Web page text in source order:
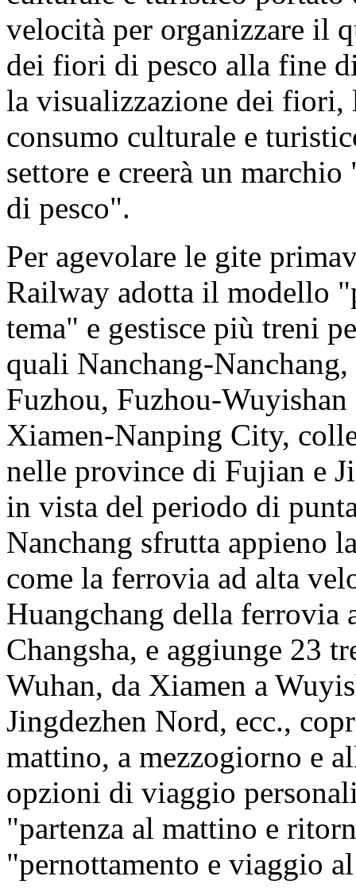
velocità per organizzare il
dei fiori di pesco alla fine
la visualizzazione dei fiori,
consumo culturale e
settore e creerà un
di pesco".
Per agevolare le gite
Railway adotta il modello
tema" e gestisce più treni
quali Nanchang-
Fuzhou, Fuzhou-
Xiamen-Nanping City,
nelle province di Fujian e
in vista del periodo di
Nanchang sfrutta appieno
come la ferrovia ad alta
Huangchang della ferrovia
Changsha, e aggiunge 23
Wuhan, da Xiamen a
Jingdezhen Nord, ecc.,
mattino, a mezzogiorno e
opzioni di viaggio
"partenza al mattino e
"pernottamento e viaggio